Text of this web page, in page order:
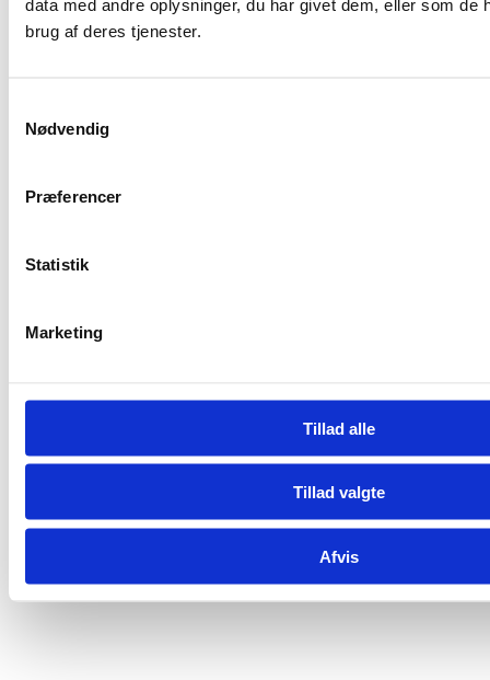
data med andre oplysninger, du har givet dem, eller som de
brug af deres tjenester.
Nødvendig
Præferencer
Statistik
Marketing
Tillad alle
Tillad valgte
Afvis